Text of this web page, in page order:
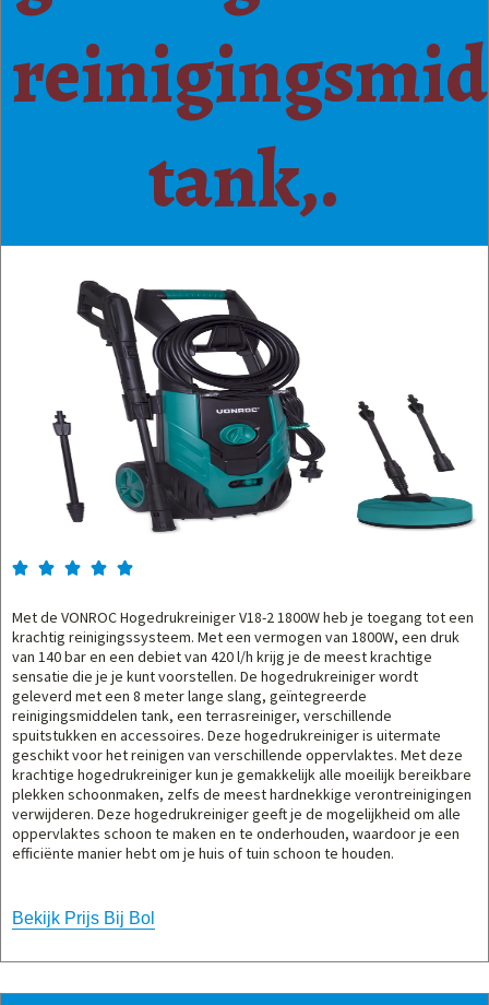
tank,.
    
Met de VONROC Hogedrukreiniger V18-2 1800W heb je toegang tot een
krachtig reinigingssysteem. Met een vermogen van 1800W, een druk
van 140 bar en een debiet van 420 l/h krijg je de meest krachtige
sensatie die je je kunt voorstellen. De hogedrukreiniger wordt
geleverd met een 8 meter lange slang, geïntegreerde
reinigingsmiddelen tank, een terrasreiniger, verschillende
spuitstukken en accessoires. Deze hogedrukreiniger is uitermate
geschikt voor het reinigen van verschillende oppervlaktes. Met deze
krachtige hogedrukreiniger kun je gemakkelijk alle moeilijk bereikbare
plekken schoonmaken, zelfs de meest hardnekkige verontreinigingen
verwijderen. Deze hogedrukreiniger geeft je de mogelijkheid om alle
oppervlaktes schoon te maken en te onderhouden, waardoor je een
efficiënte manier hebt om je huis of tuin schoon te houden.
Bekijk Prijs Bij Bol